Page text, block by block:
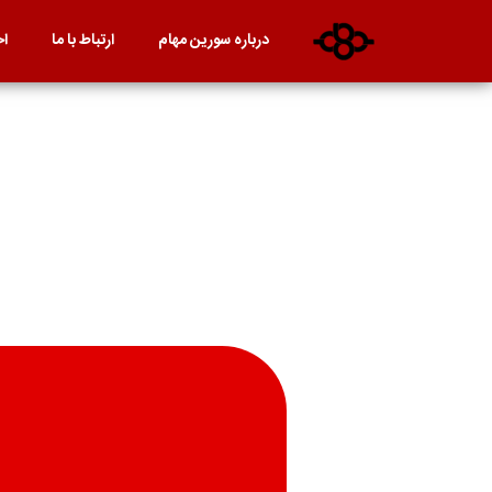
درباره سورین مهام ارتباط با ما